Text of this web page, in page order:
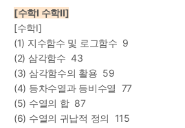
[수학Ⅰ 수학Ⅱ]
[수학Ⅰ]
(1) 지수함수 및 로그함수  9
(2) 삼각함수  43
(3) 삼각함수의 활용  59
(4) 등차수열과 등비수열  77
(5) 수열의 합  87
(6) 수열의 귀납적 정의  115